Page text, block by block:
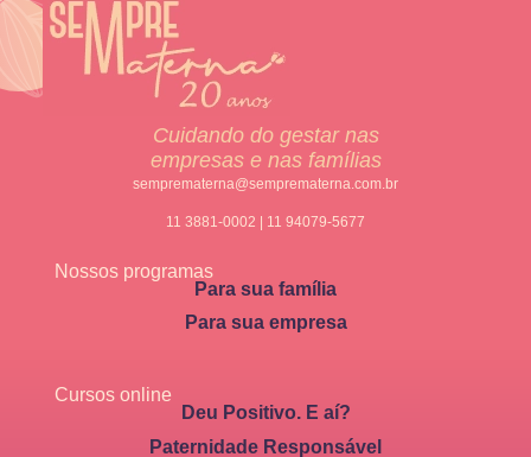
Cuidando do gestar nas
empresas e nas famílias
semprematerna@semprematerna.com.br
11 3881-0002 | 11 94079-5677
Nossos programas
Para sua família
Para sua empresa
Cursos online
Deu Positivo. E aí?
Paternidade Responsável